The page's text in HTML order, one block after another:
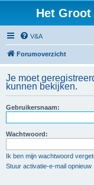
Het
V&A
Forumoverzicht
Je moet
kunnen bekijken.
Gebruikersnaam:
Wachtwoord:
Ik ben mijn wachtwoord
Stuur activatie-e-mail opnieuw